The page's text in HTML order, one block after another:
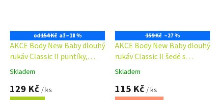
od154 Kč až–18 %
AKCE Body New Baby dlouhý
rukáv Classic II puntíky,
výběr velikostí
Průměrné
hodnocení
produktu
Skladem
129 Kč / ks
159 Kč –27 %
AKCE Body New Baby dlouhý
rukáv Classic II šedé s
hvězdičkami
Průměrné
hodnocení
produktu
Skladem
115 Kč / ks